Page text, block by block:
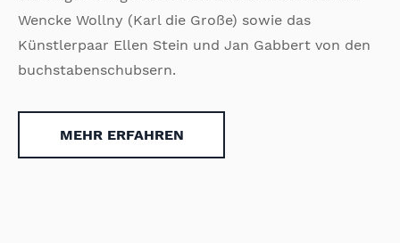
Wencke Wollny (Karl die Große) sowie das
Künstlerpaar Ellen Stein und Jan Gabbert von den
buchstabenschubsern.
MEHR ERFAHREN